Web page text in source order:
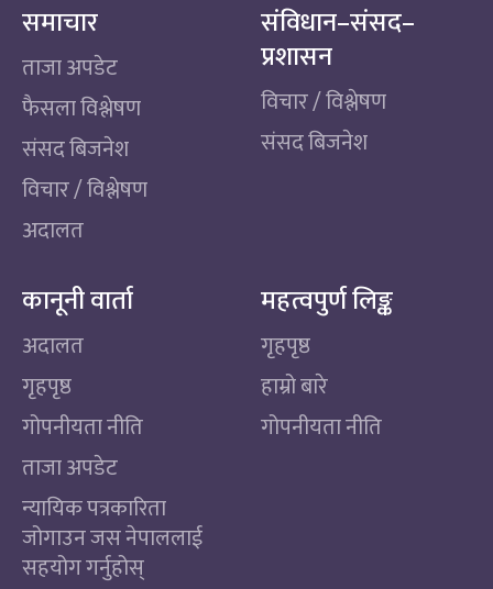
समाचार
ताजा अपडेट
फैसला विश्लेषण
संसद बिजनेश
विचार / विश्लेषण
अदालत
संविधान–संसद–
प्रशासन
विचार / विश्लेषण
संसद बिजनेश
कानूनी वार्ता
अदालत
गृहपृष्ठ
गोपनीयता नीति
ताजा अपडेट
न्यायिक पत्रकारिता
जोगाउन जस नेपाललाई
सहयोग गर्नुहोस्
महत्वपुर्ण लिङ्क
गृहपृष्ठ
हाम्रो बारे
गोपनीयता नीति